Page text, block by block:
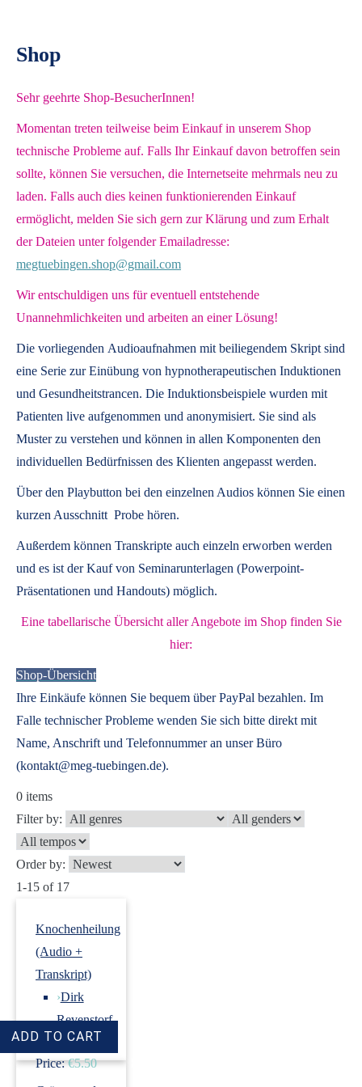
Shop
Sehr geehrte Shop-BesucherInnen!
Momentan treten teilweise beim Einkauf in unserem Shop
technische Probleme auf. Falls Ihr Einkauf davon betroffen sein
sollte, können Sie versuchen, die Internetseite mehrmals neu zu
laden. Falls auch dies keinen funktionierenden Einkauf
ermöglicht, melden Sie sich gern zur Klärung und zum Erhalt
der Dateien unter folgender Emailadresse:
megtuebingen.shop@gmail.com
Wir entschuldigen uns für eventuell entstehende
Unannehmlichkeiten und arbeiten an einer Lösung!
Die vorliegenden Audioaufnahmen mit beiliegendem Skript sind
eine Serie zur Einübung von hypnotherapeutischen Induktionen
und Gesundheitstrancen. Die Induktionsbeispiele wurden mit
Patienten live aufgenommen und anonymisiert. Sie sind als
Muster zu verstehen und können in allen Komponenten den
individuellen Bedürfnissen des Klienten angepasst werden.
Über den Playbutton bei den einzelnen Audios können Sie einen
kurzen Ausschnitt Probe hören.
Außerdem können Transkripte auch einzeln erworben werden
und es ist der Kauf von Seminarunterlagen (Powerpoint-
Präsentationen und Handouts) möglich.
Eine tabellarische Übersicht aller Angebote im Shop finden Sie
hier:
Shop-Übersicht
Ihre Einkäufe können Sie bequem über PayPal bezahlen. Im
Falle technischer Probleme wenden Sie sich bitte direkt mit
Name, Anschrift und Telefonnummer an unser Büro
(kontakt@meg-tuebingen.de).
0 items
Filter by:
Order by:
1-15 of 17
Knochenheilung
(Audio +
Transkript)
›Dirk
Revenstorf
Price: €5.50